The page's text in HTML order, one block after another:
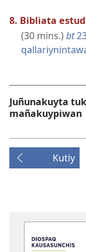
8. Bibliata
(30 mins.) bt
Juñunakuyta
mañakuypiwan
Kutiy